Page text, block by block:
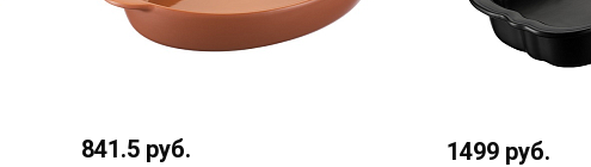
841.5 руб. 1499 руб.